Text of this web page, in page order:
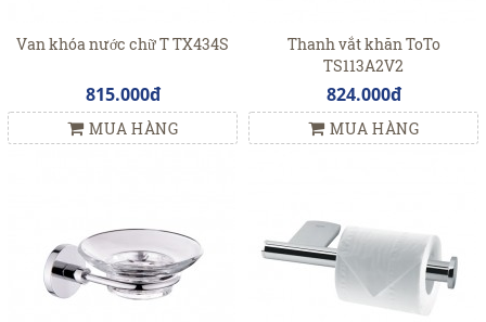
Van khóa nước chữ T TX434S
815.000đ
MUA HÀNG
Thanh vắt khăn ToTo
TS113A2V2
824.000đ
MUA HÀNG